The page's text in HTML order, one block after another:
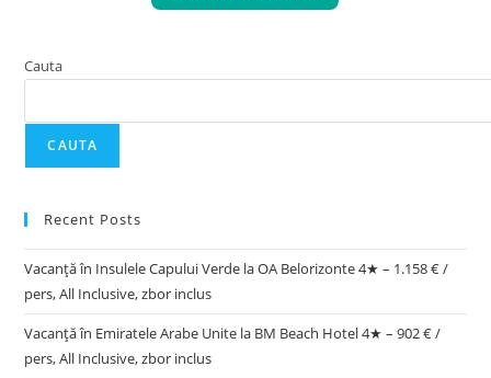
Cauta
CAUTA
Recent Posts
Vacanță în Insulele Capului Verde la OA Belorizonte 4★ – 1.158 € /
pers, All Inclusive, zbor inclus
Vacanță în Emiratele Arabe Unite la BM Beach Hotel 4★ – 902 € /
pers, All Inclusive, zbor inclus